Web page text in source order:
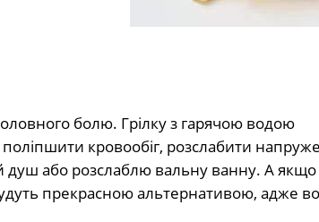
болю. Грілку з гарячою водою
кровообіг, розслабити
душ або розслаблю вальну ванну. А якщо
прекрасною альтернативою, адже